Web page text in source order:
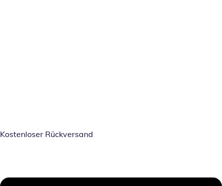
Kostenloser Rückversand